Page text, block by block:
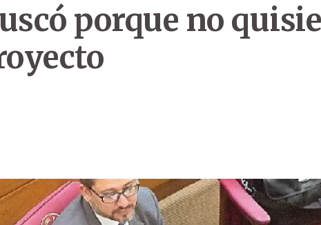
porque no